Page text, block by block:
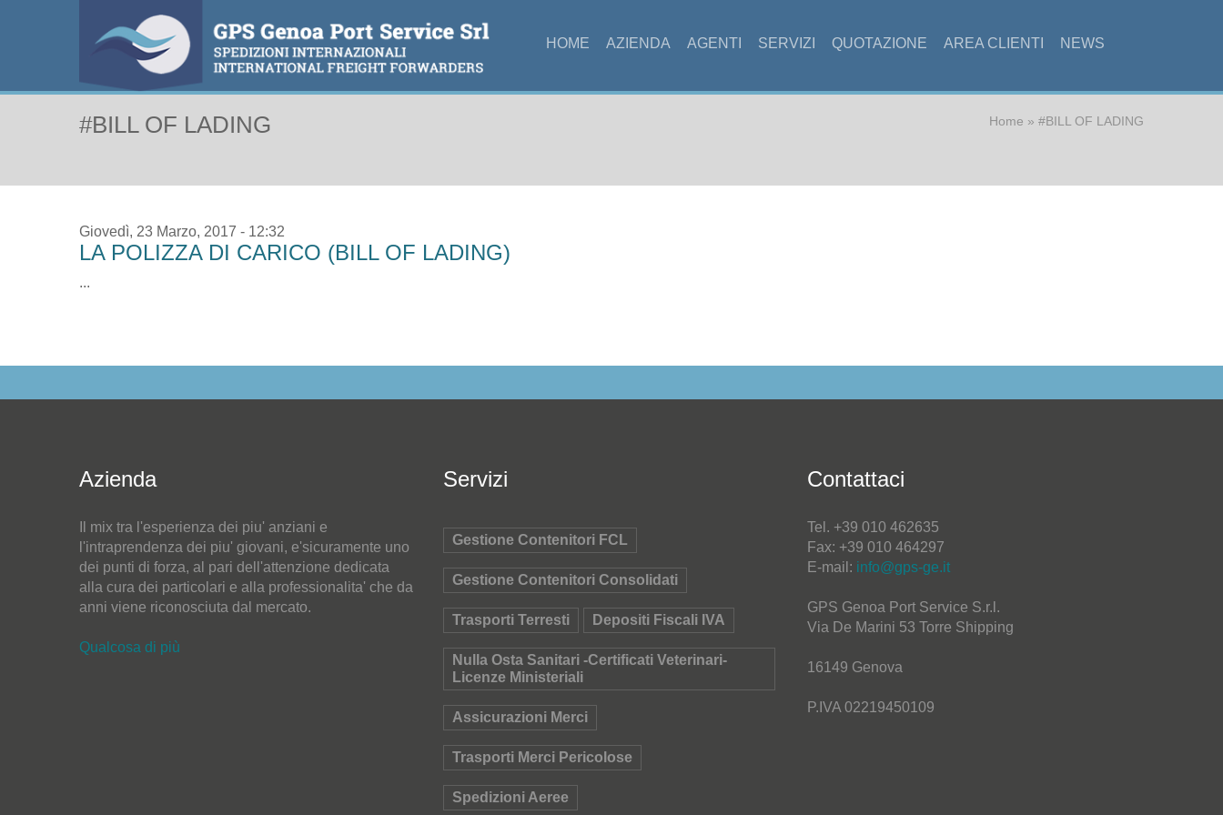
HOME AZIENDA AGENTI SERVIZI QUOTAZIONE AREA CLIENTI NEWS
#BILL OF LADING Home » #BILL OF LADING
Giovedì, 23 Marzo, 2017 - 12:32
LA POLIZZA DI CARICO (BILL OF LADING)
...
Azienda
Il mix tra l'esperienza dei piu' anziani e
l'intraprendenza dei piu' giovani, e'sicuramente uno
dei punti di forza, al pari dell'attenzione dedicata
alla cura dei particolari e alla professionalita' che da
anni viene riconosciuta dal mercato.
Qualcosa di più
Servizi
Gestione Contenitori FCL
Gestione Contenitori Consolidati
Trasporti Terresti Depositi Fiscali IVA
Nulla Osta Sanitari -Certificati Veterinari-
Licenze Ministeriali
Assicurazioni Merci
Trasporti Merci Pericolose
Spedizioni Aeree
Contattaci
Tel. +39 010 462635
Fax: +39 010 464297
E-mail: info@gps-ge.it
GPS Genoa Port Service S.r.l.
Via De Marini 53 Torre Shipping
16149 Genova
P.IVA 02219450109